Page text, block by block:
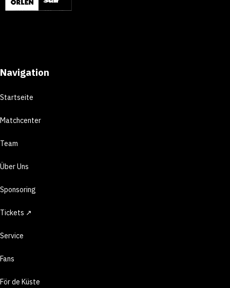
Navigation
Startseite
Matchcenter
Team
Über Uns
Sponsoring
Tickets ↗
Service
Fans
För de Küste